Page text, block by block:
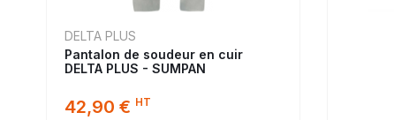
DELTA PLUS
Pantalon de soudeur en cuir
DELTA PLUS - SUMPAN
42,90 € HT